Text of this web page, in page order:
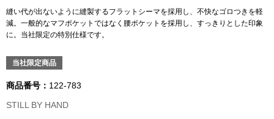
アクセサリー
ン雑貨
ポロシャツ
縫い代が出ないように縫製するフラットシーマを採用し、不快なゴロつきを軽
減。一般的なマフポケットではなく腰ポケットを採用し、すっきりとした印象
に。当社限定の特別仕様です。
当社限定商品
商品番号： 122-783
STILL BY HAND